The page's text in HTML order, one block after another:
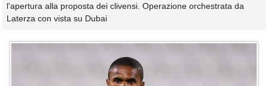
l'apertura alla proposta dei clivensi. Operazione orchestrata da
Laterza con vista su Dubai